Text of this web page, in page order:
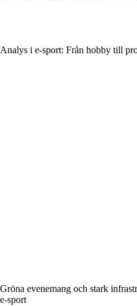
Analys i e‑sport: Från hobby till
Gröna evenemang och stark
e‑sport